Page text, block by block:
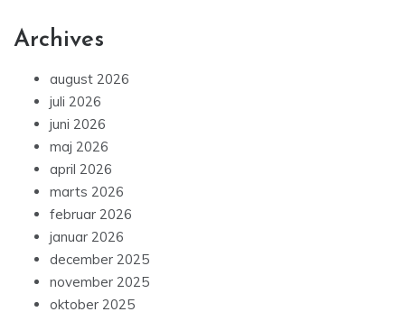
Archives
august 2026
juli 2026
juni 2026
maj 2026
april 2026
marts 2026
februar 2026
januar 2026
december 2025
november 2025
oktober 2025